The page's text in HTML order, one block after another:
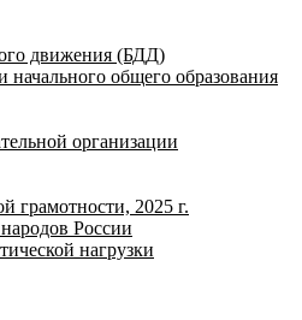
движения (БДД)
начального общего образования
организации
грамотности, 2025 г.
России
нагрузки